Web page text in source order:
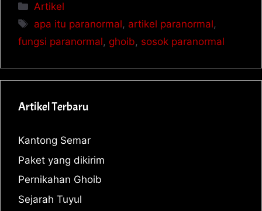
Artikel
apa itu paranormal, artikel paranormal,
fungsi paranormal, ghoib, sosok paranormal
Artikel Terbaru
Kantong Semar
Paket yang dikirim
Pernikahan Ghoib
Sejarah Tuyul